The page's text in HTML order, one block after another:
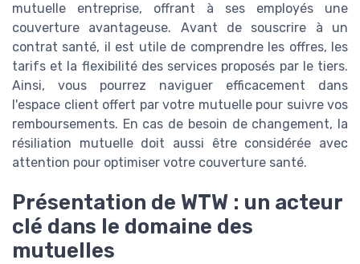
mutuelle entreprise, offrant à ses employés une
couverture avantageuse. Avant de souscrire à un
contrat santé, il est utile de comprendre les offres, les
tarifs et la flexibilité des services proposés par le tiers.
Ainsi, vous pourrez naviguer efficacement dans
l'espace client offert par votre mutuelle pour suivre vos
remboursements. En cas de besoin de changement, la
résiliation mutuelle doit aussi être considérée avec
attention pour optimiser votre couverture santé.
Présentation de WTW : un acteur
clé dans le domaine des
mutuelles